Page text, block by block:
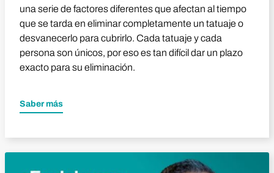
una serie de factores diferentes que afectan al tiempo
que se tarda en eliminar completamente un tatuaje o
desvanecerlo para cubrirlo. Cada tatuaje y cada
persona son únicos, por eso es tan difícil dar un plazo
exacto para su eliminación.
Saber más
Reproducir vídeo